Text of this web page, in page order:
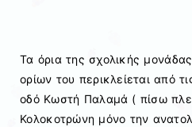
Τα όρια της σχολικής
ορίων του περικλείεται από
οδό Κωστή Παλαμά ( πίσω
Κολοκοτρώνη μόνο την